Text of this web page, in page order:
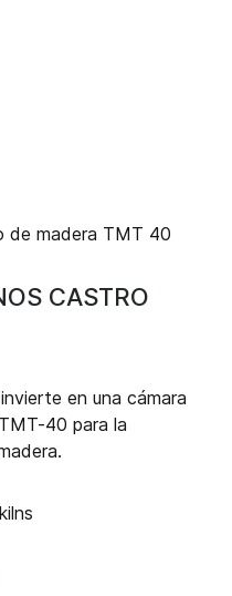
CASTRO
en una cámara
40 para la